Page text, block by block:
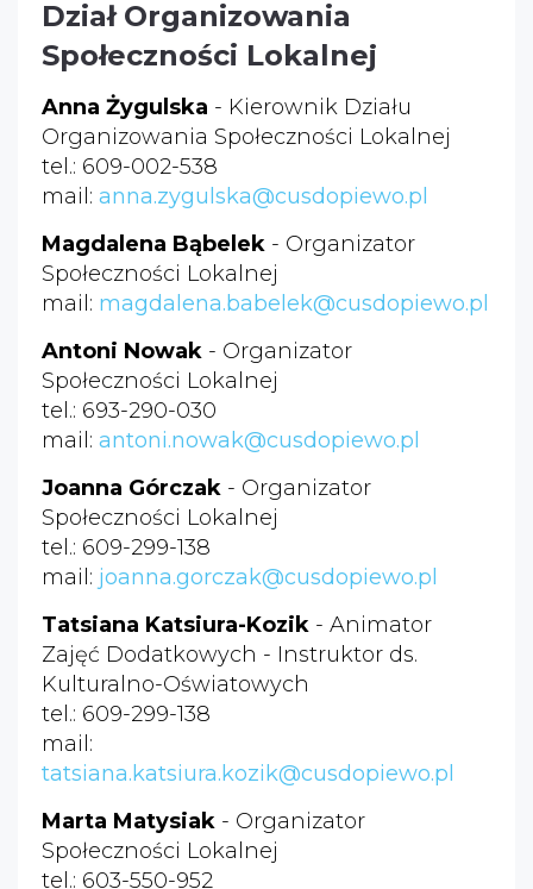
Dział Organizowania
Społeczności Lokalnej
Anna Żygulska - Kierownik Działu
Organizowania Społeczności Lokalnej
tel.: 609-002-538
mail: anna.zygulska@cusdopiewo.pl
Magdalena Bąbelek - Organizator
Społeczności Lokalnej
mail: magdalena.babelek@cusdopiewo.pl
Antoni Nowak - Organizator
Społeczności Lokalnej
tel.: 693-290-030
mail: antoni.nowak@cusdopiewo.pl
Joanna Górczak - Organizator
Społeczności Lokalnej
tel.: 609-299-138
mail: joanna.gorczak@cusdopiewo.pl
Tatsiana Katsiura-Kozik - Animator
Zajęć Dodatkowych - Instruktor ds.
Kulturalno-Oświatowych
tel.: 609-299-138
mail:
tatsiana.katsiura.kozik@cusdopiewo.pl
Marta Matysiak - Organizator
Społeczności Lokalnej
tel.: 603-550-952